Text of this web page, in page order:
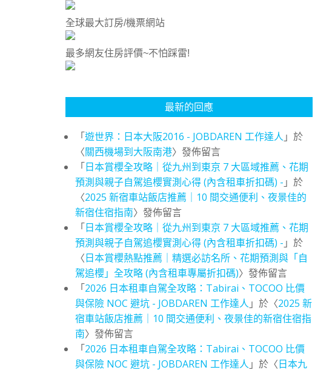
全球最大訂房/機票網站
最多網友住房評價~不怕踩雷!
最新的回應
「遊世界：日本大阪2016 - JOBDAREN 工作達人 」於
〈關西機場到大阪南港〉發佈留言
「日本賞櫻全攻略｜從九州到東京 7 大區域推薦、花期
預測與親子自駕追櫻實測心得 (內含租車折扣碼) - 」於
〈2025 新宿車站飯店推薦｜10 間交通便利、夜景佳的
新宿住宿指南〉發佈留言
「日本賞櫻全攻略｜從九州到東京 7 大區域推薦、花期
預測與親子自駕追櫻實測心得 (內含租車折扣碼) - 」於
〈日本賞櫻熱點推薦｜精選必訪名所、花期預測與「自
駕追櫻」全攻略 (內含租車專屬折扣碼)〉發佈留言
「2026 日本租車自駕全攻略：Tabirai、TOCOO 比價
與保險 NOC 避坑 - JOBDAREN 工作達人 」於〈2025 新
宿車站飯店推薦｜10 間交通便利、夜景佳的新宿住宿指
南〉發佈留言
「2026 日本租車自駕全攻略：Tabirai、TOCOO 比價
與保險 NOC 避坑 - JOBDAREN 工作達人 」於〈日本九